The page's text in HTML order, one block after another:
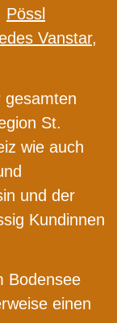
Pössl
Vanstar,
gesamten
St.
wie auch
und der
Kundinnen
Bodensee
einen